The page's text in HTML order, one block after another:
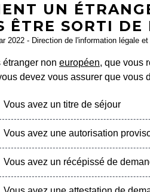
UN
ÊTRE SORTI DE
2022 - Direction de l'information légale
étranger non européen, que vous
devez vous assurer que vous
Vous avez un titre de séjour
Vous avez une autorisation
Vous avez un récépissé de